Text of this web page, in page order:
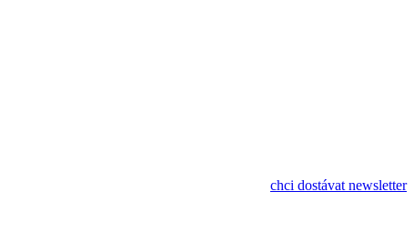
chci dostávat newsletter